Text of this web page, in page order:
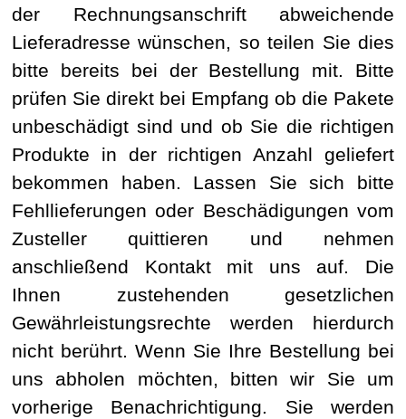
der Rechnungsanschrift abweichende
Lieferadresse wünschen, so teilen Sie dies
bitte bereits bei der Bestellung mit. Bitte
prüfen Sie direkt bei Empfang ob die Pakete
unbeschädigt sind und ob Sie die richtigen
Produkte in der richtigen Anzahl geliefert
bekommen haben. Lassen Sie sich bitte
Fehllieferungen oder Beschädigungen vom
Zusteller quittieren und nehmen
anschließend Kontakt mit uns auf. Die
Ihnen zustehenden gesetzlichen
Gewährleistungsrechte werden hierdurch
nicht berührt. Wenn Sie Ihre Bestellung bei
uns abholen möchten, bitten wir Sie um
vorherige Benachrichtigung. Sie werden